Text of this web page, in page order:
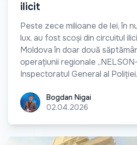
ilicit
Peste zece milioane de lei, în
lux, au fost scoși din circuitul
Moldova în doar două
operațiunii regionale
Inspectoratul General al Poliției.
Bogdan NigaiBogdan Nigai
02.04.2026